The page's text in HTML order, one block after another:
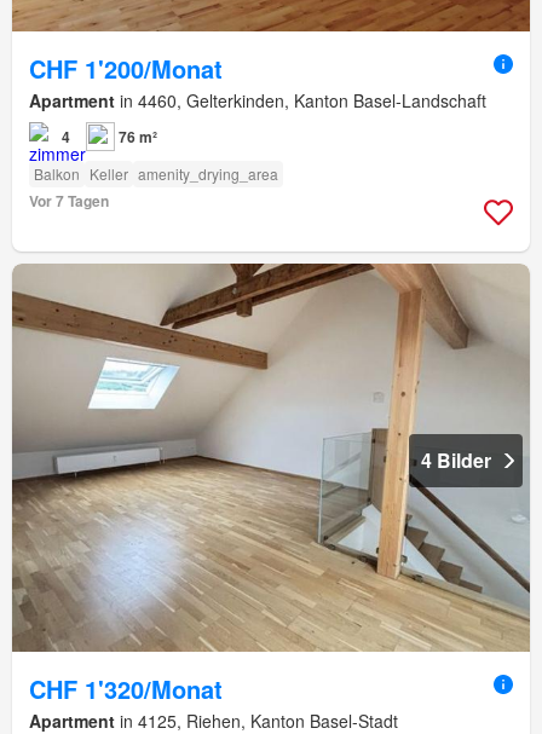
CHF 1'200/Monat
Apartment in 4460, Gelterkinden, Kanton Basel-Landschaft
4 76 m²
Balkon Keller amenity_drying_area
Vor 7 Tagen
4 Bilder
CHF 1'320/Monat
Apartment in 4125, Riehen, Kanton Basel-Stadt